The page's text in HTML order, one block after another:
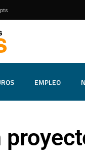
pts
EMPLEO